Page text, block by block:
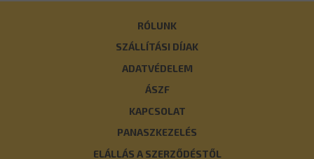
RÓLUNK
SZÁLLÍTÁSI DÍJAK
ADATVÉDELEM
ÁSZF
KAPCSOLAT
PANASZKEZELÉS
ELÁLLÁS A SZERZŐDÉSTŐL